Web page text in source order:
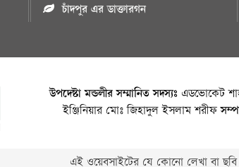
চাঁদপুর এর ডাক্তারগন
উপদেষ্টা মন্ডলীর সম্মানিত সদস্যঃ এডভোকেট
ইঞ্জিনিয়ার মোঃ জিহাদুল ইসলাম শরীফ
এই ওয়েবসাইটের যে কোনো লেখা বা ছবি